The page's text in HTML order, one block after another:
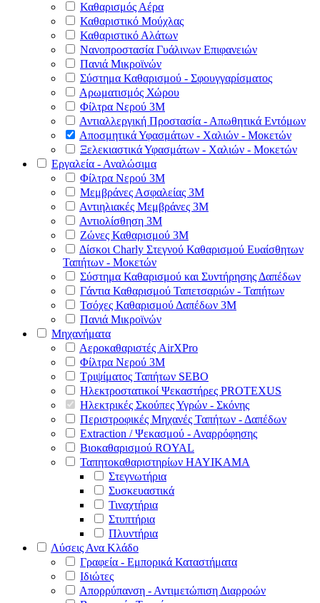
Καθαρισμός Αέρα
Καθαριστικό Μούχλας
Καθαριστικό Αλάτων
Νανοπροστασία Γυάλινων Επιφανειών
Πανιά Μικροϊνών
Σύστημα Καθαρισμού - Σφουγγαρίσματος
Αρωματισμός Χώρου
Φίλτρα Νερού 3Μ
Αντιαλλεργική Προστασία - Απωθητικά Εντόμων
Αποσμητικά Υφασμάτων - Χαλιών - Μοκετών
Ξελεκιαστικά Υφασμάτων - Χαλιών - Μοκετών
Εργαλεία - Αναλώσιμα
Φίλτρα Νερού 3Μ
Μεμβράνες Ασφαλείας 3Μ
Αντιηλιακές Μεμβράνες 3Μ
Αντιολίσθηση 3Μ
Ζώνες Καθαρισμού 3Μ
Δίσκοι Charly Στεγνού Καθαρισμού Ευαίσθητων
Ταπήτων - Μοκετών
Σύστημα Καθαρισμού και Συντήρησης Δαπέδων
Γάντια Καθαρισμού Ταπετσαριών - Ταπήτων
Τσόχες Καθαρισμού Δαπέδων 3Μ
Πανιά Μικροϊνών
Μηχανήματα
Αεροκαθαριστές AirXPro
Φίλτρα Νερού 3M
Τριψίματος Ταπήτων SEBO
Ηλεκτροστατικοί Ψεκαστήρες PROTEXUS
Ηλεκτρικές Σκούπες Υγρών - Σκόνης
Περιστροφικές Μηχανές Ταπήτων - Δαπέδων
Extraction / Ψεκασμού - Αναρρόφησης
Βιοκαθαρισμού ROYAL
Ταπητοκαθαριστηρίων HAYIKAMA
Στεγνωτήρια
Συσκευαστικά
Τιναχτήρια
Στυπτήρια
Πλυντήρια
Λύσεις Ανα Κλάδο
Γραφεία - Εμπορικά Καταστήματα
Ιδιώτες
Απορρύπανση - Αντιμετώπιση Διαρροών